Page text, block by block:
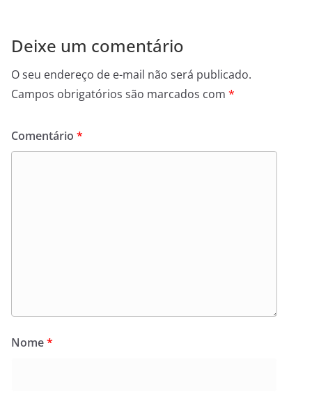
Deixe um comentário
O seu endereço de e-mail não será publicado.
Campos obrigatórios são marcados com *
Comentário *
Nome*